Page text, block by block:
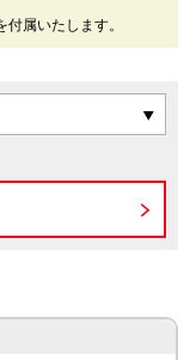
属いたします。